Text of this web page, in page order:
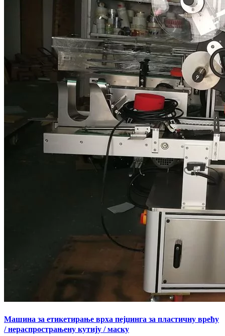
Машина за етикетирање врха пејџинга за пластичну врећу
/ нераспрострањену кутију / маску